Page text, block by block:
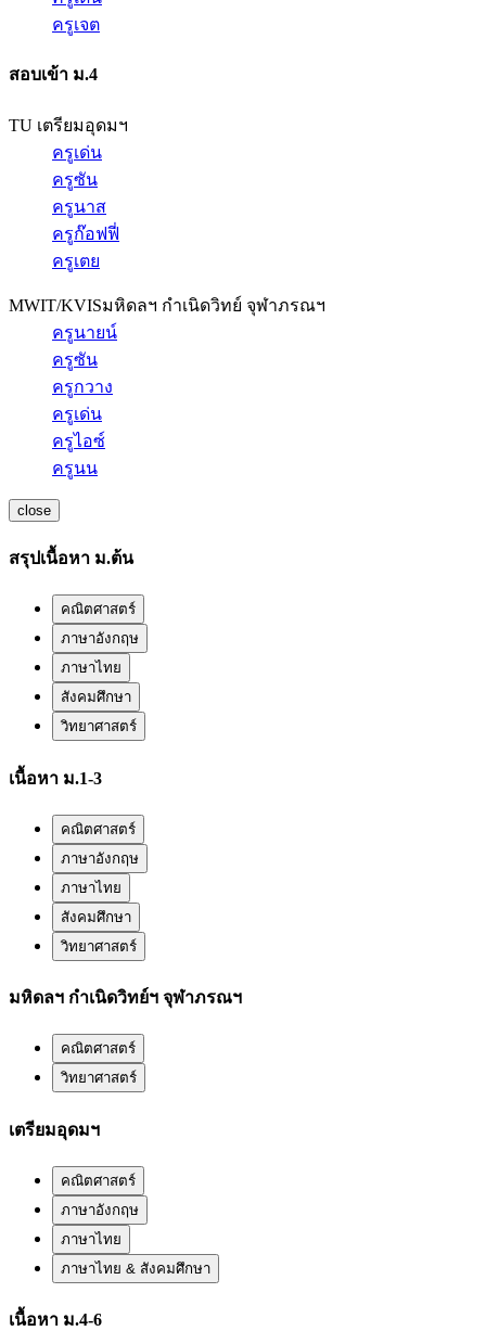
ครูเจต
สอบเข้า ม.4
TU เตรียมอุดมฯ
ครูเด่น
ครูซัน
ครูนาส
ครูก๊อฟฟี่
ครูเตย
MWIT/KVISมหิดลฯ กำเนิดวิทย์ จุฬาภรณฯ
ครูนายน์
ครูซัน
ครูกวาง
ครูเด่น
ครูไอซ์
ครูนน
close
สรุปเนื้อหา ม.ต้น
คณิตศาสตร์
ภาษาอังกฤษ
ภาษาไทย
สังคมศึกษา
วิทยาศาสตร์
เนื้อหา ม.1-3
คณิตศาสตร์
ภาษาอังกฤษ
ภาษาไทย
สังคมศึกษา
วิทยาศาสตร์
มหิดลฯ กำเนิดวิทย์ฯ จุฬาภรณฯ
คณิตศาสตร์
วิทยาศาสตร์
เตรียมอุดมฯ
คณิตศาสตร์
ภาษาอังกฤษ
ภาษาไทย
ภาษาไทย & สังคมศึกษา
เนื้อหา ม.4-6